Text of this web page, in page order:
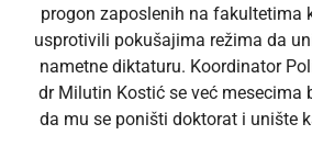
progon zaposlenih na fakultetima
usprotivili pokušajima režima da
nametne diktaturu. Koordinator
dr Milutin Kostić se već mesecima
da mu se poništi doktorat i unište